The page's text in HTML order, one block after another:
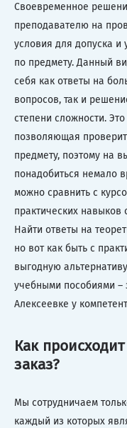
Своевременное
преподавателю на
условия для допуска и
по предмету. Данный
себя как ответы на
вопросов, так и
степени сложности.
позволяющая
предмету, поэтому на
понадобиться немало
можно сравнить с
практических навыков
Найти ответы на
но вот как быть с
выгодную
учебными пособиями –
Алексеевке у
Как
заказ?
Мы сотрудничаем
каждый из которых